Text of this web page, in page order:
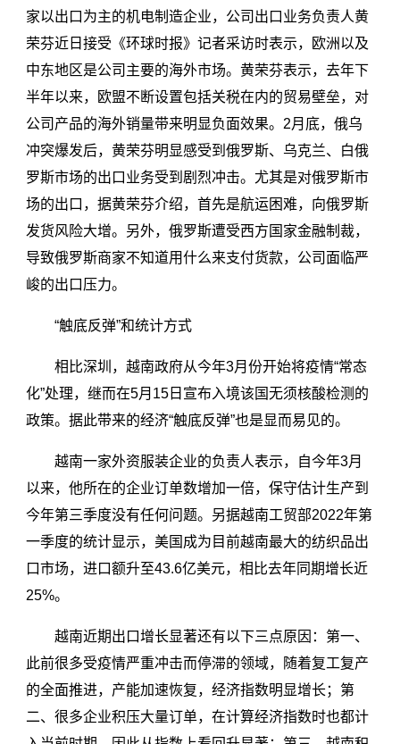
家以出口为主的机电制造企业，公司出口业务负责人黄
荣芬近日接受《环球时报》记者采访时表示，欧洲以及
中东地区是公司主要的海外市场。黄荣芬表示，去年下
半年以来，欧盟不断设置包括关税在内的贸易壁垒，对
公司产品的海外销量带来明显负面效果。2月底，俄乌
冲突爆发后，黄荣芬明显感受到俄罗斯、乌克兰、白俄
罗斯市场的出口业务受到剧烈冲击。尤其是对俄罗斯市
场的出口，据黄荣芬介绍，首先是航运困难，向俄罗斯
发货风险大增。另外，俄罗斯遭受西方国家金融制裁，
导致俄罗斯商家不知道用什么来支付货款，公司面临严
峻的出口压力。
“触底反弹”和统计方式
相比深圳，越南政府从今年3月份开始将疫情“常态
化”处理，继而在5月15日宣布入境该国无须核酸检测的
政策。据此带来的经济“触底反弹”也是显而易见的。
越南一家外资服装企业的负责人表示，自今年3月
以来，他所在的企业订单数增加一倍，保守估计生产到
今年第三季度没有任何问题。另据越南工贸部2022年第
一季度的统计显示，美国成为目前越南最大的纺织品出
口市场，进口额升至43.6亿美元，相比去年同期增长近
25%。
越南近期出口增长显著还有以下三点原因：第一、
此前很多受疫情严重冲击而停滞的领域，随着复工复产
的全面推进，产能加速恢复，经济指数明显增长；第
二、很多企业积压大量订单，在计算经济指数时也都计